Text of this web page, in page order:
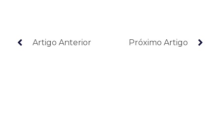
Artigo Anterior Próximo Artigo